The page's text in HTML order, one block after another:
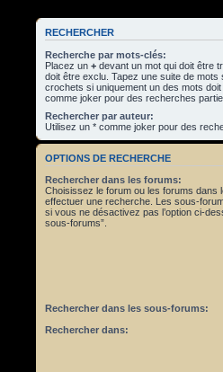
RECHERCHER
Recherche par mots-clés:
Placez un + devant un mot qui doit être
doit être exclu. Tapez une suite de mots
crochets si uniquement un des mots
comme joker pour des recherches
Rechercher par auteur:
Utilisez un * comme joker pour des
OPTIONS DE RECHERCHE
Rechercher dans les forums:
Choisissez le forum ou les forums dans
effectuer une recherche. Les sous-
si vous ne désactivez pas l’option ci-
sous-forums”.
Rechercher dans les sous-forums:
Rechercher dans: